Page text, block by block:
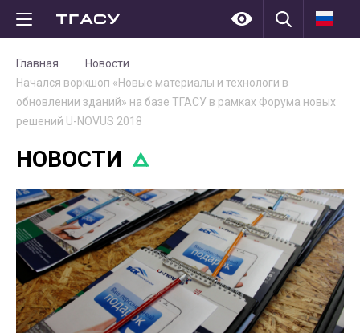
Главная
Новости
Начался воркшоп «Новые материалы и технологи в
обновлении зданий» на базе ТГАСУ в рамках Форума новых
решений U-NOVUS 2018
НОВОСТИ